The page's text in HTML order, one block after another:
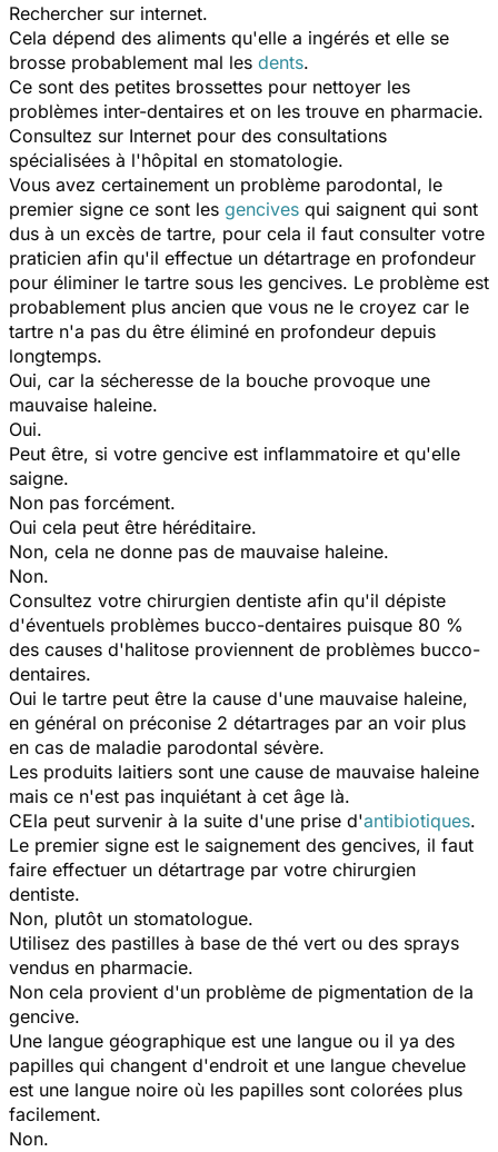
Rechercher sur internet.
Cela dépend des aliments qu'elle a ingérés et elle se
brosse probablement mal les dents.
Ce sont des petites brossettes pour nettoyer les
problèmes inter-dentaires et on les trouve en pharmacie.
Consultez sur Internet pour des consultations
spécialisées à l'hôpital en stomatologie.
Vous avez certainement un problème parodontal, le
premier signe ce sont les gencives qui saignent qui sont
dus à un excès de tartre, pour cela il faut consulter votre
praticien afin qu'il effectue un détartrage en profondeur
pour éliminer le tartre sous les gencives. Le problème est
probablement plus ancien que vous ne le croyez car le
tartre n'a pas du être éliminé en profondeur depuis
longtemps.
Oui, car la sécheresse de la bouche provoque une
mauvaise haleine.
Oui.
Peut être, si votre gencive est inflammatoire et qu'elle
saigne.
Non pas forcément.
Oui cela peut être héréditaire.
Non, cela ne donne pas de mauvaise haleine.
Non.
Consultez votre chirurgien dentiste afin qu'il dépiste
d'éventuels problèmes bucco-dentaires puisque 80 %
des causes d'halitose proviennent de problèmes bucco-
dentaires.
Oui le tartre peut être la cause d'une mauvaise haleine,
en général on préconise 2 détartrages par an voir plus
en cas de maladie parodontal sévère.
Les produits laitiers sont une cause de mauvaise haleine
mais ce n'est pas inquiétant à cet âge là.
CEla peut survenir à la suite d'une prise d'antibiotiques.
Le premier signe est le saignement des gencives, il faut
faire effectuer un détartrage par votre chirurgien
dentiste.
Non, plutôt un stomatologue.
Utilisez des pastilles à base de thé vert ou des sprays
vendus en pharmacie.
Non cela provient d'un problème de pigmentation de la
gencive.
Une langue géographique est une langue ou il ya des
papilles qui changent d'endroit et une langue chevelue
est une langue noire où les papilles sont colorées plus
facilement.
Non.